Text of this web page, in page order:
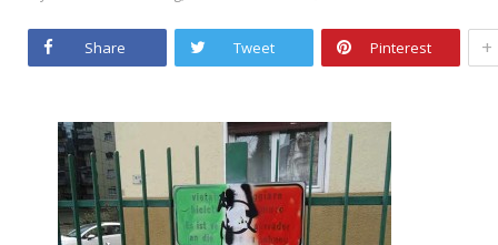
Share Tweet Pinterest +